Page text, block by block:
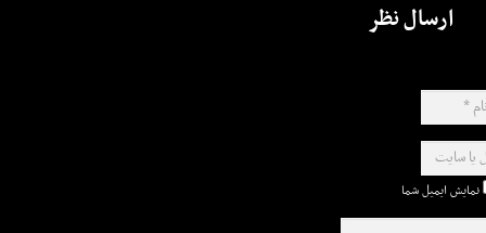
ارسال نظر
نمایش ایمیل شما